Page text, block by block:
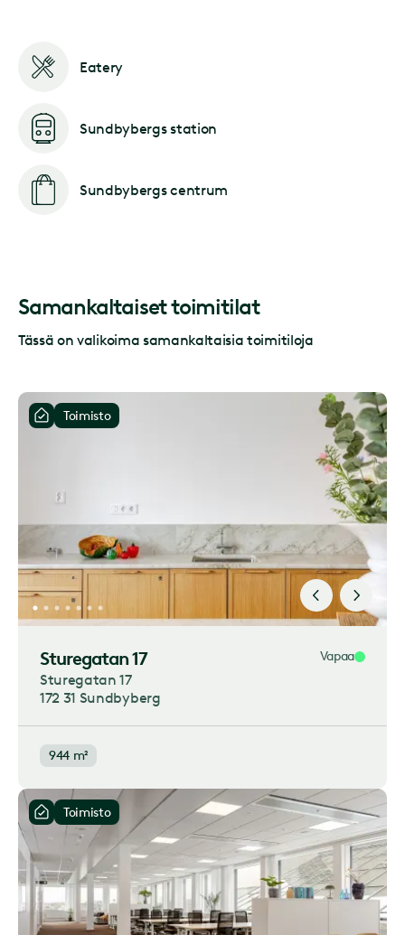
Eatery
Sundbybergs station
Sundbybergs centrum
Samankaltaiset toimitilat
Tässä on valikoima samankaltaisia toimitiloja
Toimisto
Sturegatan 17 Vapaa
Sturegatan 17
172 31 Sundbyberg
944 m²
Toimisto